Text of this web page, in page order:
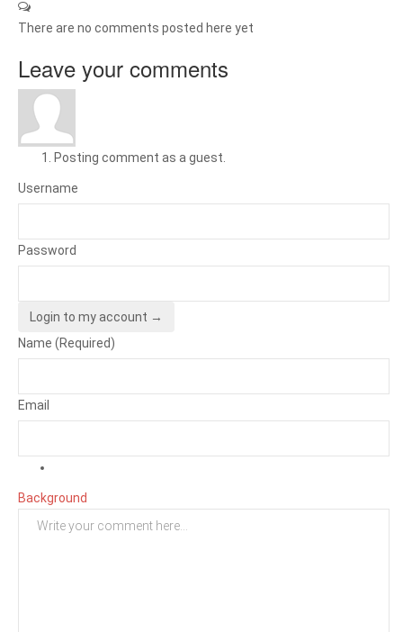
There are no comments posted here yet
Leave your comments
Posting comment as a guest.
Username
Password
Login to my account →
Name (Required)
Email
Background